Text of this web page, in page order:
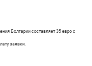
Болгарии составляет 35 евро с
заявки.